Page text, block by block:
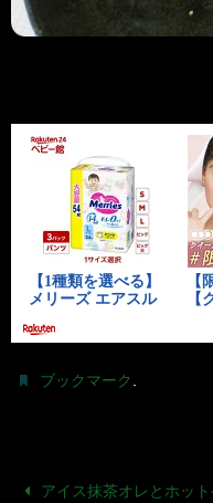
ブックマーク.
アイス抹茶オレとホッ